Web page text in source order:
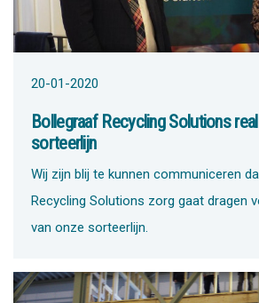
20-01-2020
Bollegraaf Recycling Solutions
sorteerlijn
Wij zijn blij te kunnen communiceren
Recycling Solutions zorg gaat dragen
van onze sorteerlijn.